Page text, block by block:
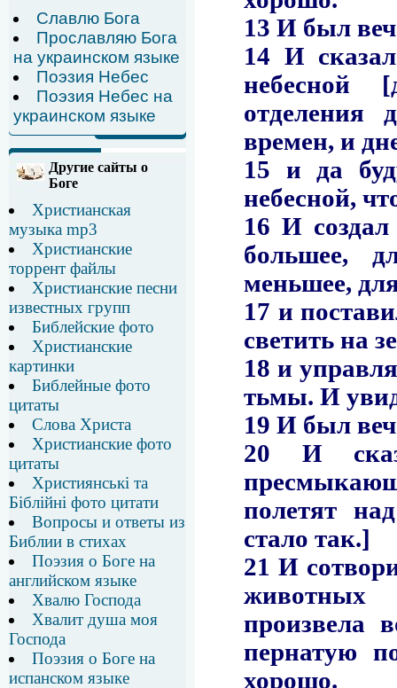
Славлю Бога
Прославляю Бога
на украинском языке
Поэзия Небес
Поэзия Небес на
украинском языке
Другие сайты о
Боге
Христианская
музыка mp3
Христианские
торрент файлы
Христианские песни
известных групп
Библейские фото
Христианские
картинки
Библейные фото
цитаты
Слова Христа
Христианские фото
цитаты
Християнські та
Біблійні фото цитати
Вопросы и ответы из
Библии в стихах
Поэзия о Боге на
английском языке
Хвалю Господа
Хвалит душа моя
Господа
Поэзия о Боге на
испанском языке